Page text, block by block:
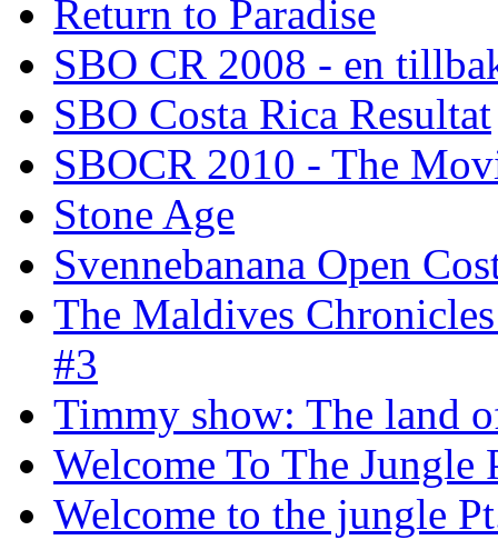
Return to Paradise
SBO CR 2008 - en
SBO Costa Rica Resultat
SBOCR 2010 - The
Stone Age
Svennebanana Open
The Maldives
#3
Timmy show: The land
Welcome To The Jungle
Welcome to the jungle